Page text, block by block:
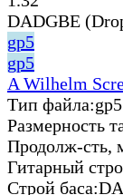
DADGBE
gp5
gp5
A Wilhelm
Тип файла:gp5
Размерность
Продолж-сть,
Гитарный
Строй баса: